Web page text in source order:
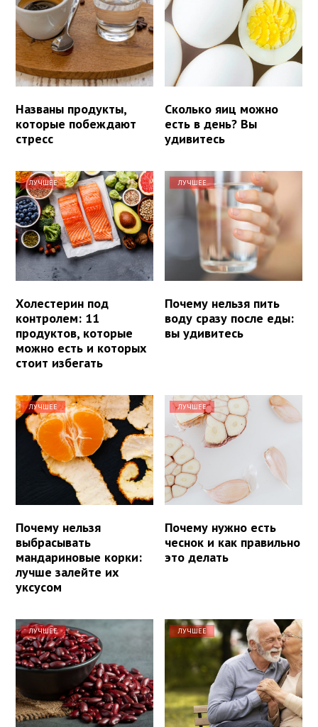
Названы продукты,
которые побеждают
стресс
Сколько яиц можно
есть в день? Вы
удивитесь
ЛУЧШЕЕ
Холестерин под
контролем: 11
продуктов, которые
можно есть и которых
стоит избегать
ЛУЧШЕЕ
Почему нельзя пить
воду сразу после еды:
вы удивитесь
ЛУЧШЕЕ
Почему нельзя
выбрасывать
мандариновые корки:
лучше залейте их
уксусом
ЛУЧШЕЕ
Почему нужно есть
чеснок и как правильно
это делать
ЛУЧШЕЕ ЛУЧШЕЕ